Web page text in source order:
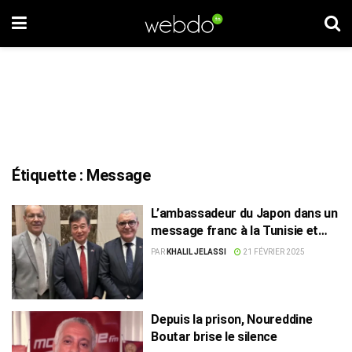
Étiquette : Message
L’ambassadeur du Japon dans un
message franc à la Tunisie et
aux Tunisiens
PAR KHALIL JELASSI 21 FÉVRIER 2025
Depuis la prison, Noureddine
Boutar brise le silence